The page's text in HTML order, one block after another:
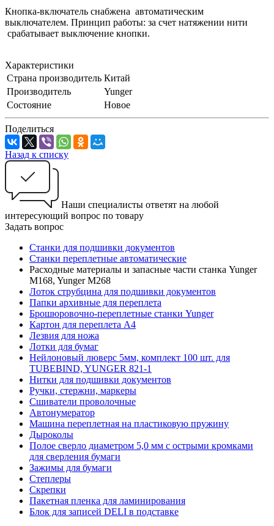
Кнопка-включатель снабжена автоматическим
выключателем. Принцип работы: за счет натяжении нити
срабатывает выключение кнопки.
Характеристики
Страна производитель Китай
Производитель
Yunger
Состояние
Новое
Поделиться
Назад к списку
Наши специалисты ответят на любой
интересующий вопрос по товару
Задать вопрос
Станки для подшивки документов
Станки переплетные автоматические
Расходные материалы и запасные части станка Yunger
M168, Yunger M268
Лоток струбцина для подшивки документов
Папки архивные для переплета
Брошюровочно-переплетные станки Yunger
Картон для переплета А4
Лезвия для ножа
Лотки для бумаг
Нейлоновый люверс 5мм, комплект 100 шт. для
TUBEBIND, YUNGER 821-1
Нитки для подшивки документов
Ручки, стержни, маркеры
Сшиватели проволочные
Автонумератор
Машина переплетная на пластиковую пружину
Дыроколы
Полое сверло диаметром 5,0 мм с острыми кромками
для сверления бумаги
Зажимы для бумаги
Степлеры
Скрепки
Пакетная пленка для ламинирования
Блок для записей DELI в подставке